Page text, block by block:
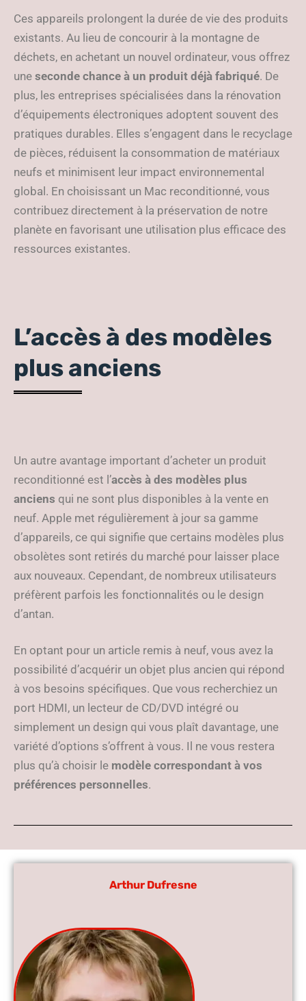
Ces appareils prolongent la durée de vie des produits
existants. Au lieu de concourir à la montagne de
déchets, en achetant un nouvel ordinateur, vous offrez
une seconde chance à un produit déjà fabriqué. De
plus, les entreprises spécialisées dans la rénovation
d’équipements électroniques adoptent souvent des
pratiques durables. Elles s’engagent dans le recyclage
de pièces, réduisent la consommation de matériaux
neufs et minimisent leur impact environnemental
global. En choisissant un Mac reconditionné, vous
contribuez directement à la préservation de notre
planète en favorisant une utilisation plus efficace des
ressources existantes.
L’accès à des modèles
plus anciens
Un autre avantage important d’acheter un produit
reconditionné est l’accès à des modèles plus
anciens qui ne sont plus disponibles à la vente en
neuf. Apple met régulièrement à jour sa gamme
d’appareils, ce qui signifie que certains modèles plus
obsolètes sont retirés du marché pour laisser place
aux nouveaux. Cependant, de nombreux utilisateurs
préfèrent parfois les fonctionnalités ou le design
d’antan.
En optant pour un article remis à neuf, vous avez la
possibilité d’acquérir un objet plus ancien qui répond
à vos besoins spécifiques. Que vous recherchiez un
port HDMI, un lecteur de CD/DVD intégré ou
simplement un design qui vous plaît davantage, une
variété d’options s’offrent à vous. Il ne vous restera
plus qu’à choisir le modèle correspondant à vos
préférences personnelles.
Arthur Dufresne